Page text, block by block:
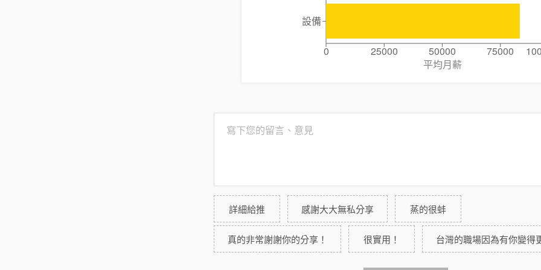
0 25000 50000 75000
平均月薪
設備
詳細給推 感謝大大無私分享 蒸的很蚌
真的非常謝謝你的分享！ 很實用！ 台灣的職場因為有你變得